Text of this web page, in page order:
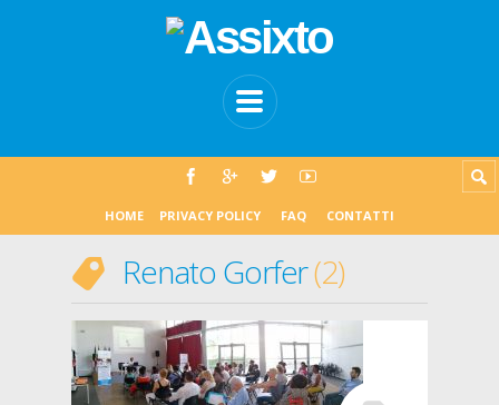
HOME PRIVACY POLICY FAQ CONTATTI
Renato Gorfer 2